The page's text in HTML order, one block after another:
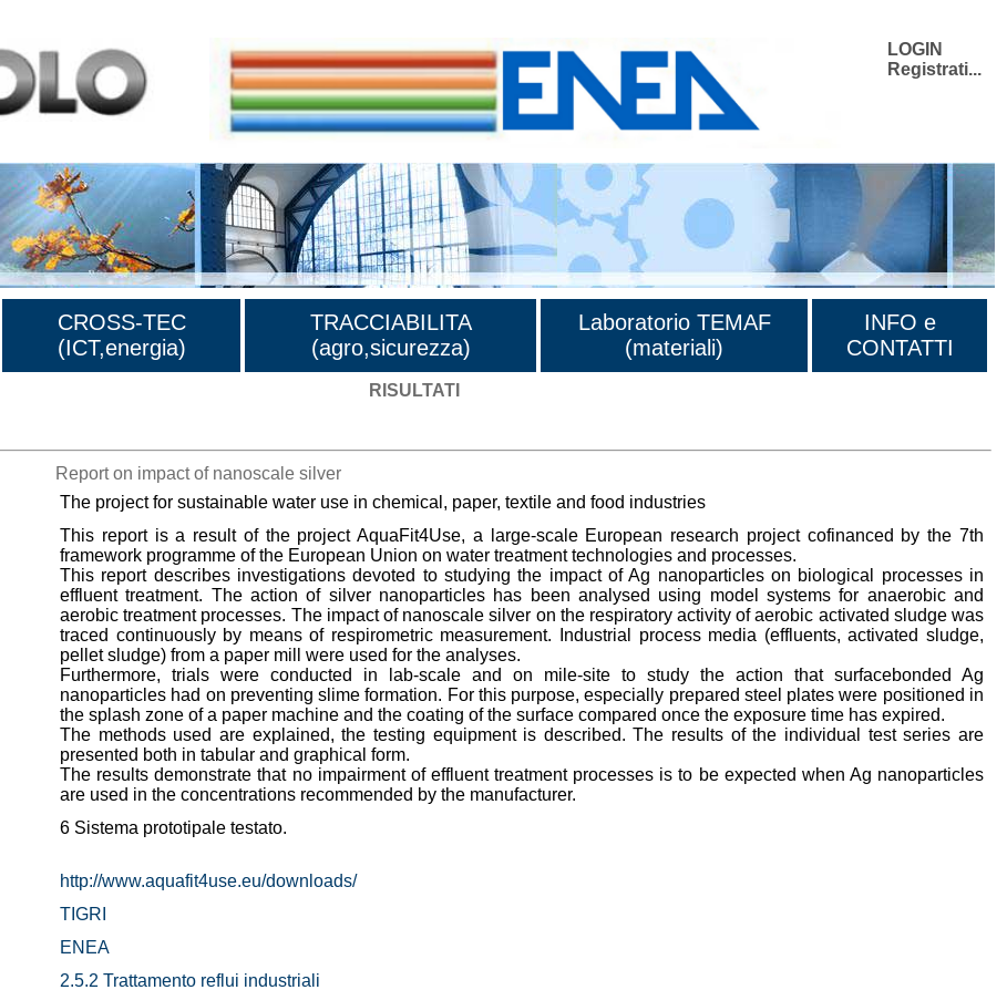
LOGIN
Registrati...
CROSS-TEC
(ICT,energia)
TRACCIABILITA
(agro,sicurezza)
Laboratorio TEMAF
(materiali)
INFO e
CONTATTI
RISULTATI
Report on impact of nanoscale silver
The project for sustainable water use in chemical, paper, textile and food industries
This report is a result of the project AquaFit4Use, a large-scale European research project cofinanced by the 7th
framework programme of the European Union on water treatment technologies and processes.
This report describes investigations devoted to studying the impact of Ag nanoparticles on biological processes in
effluent treatment. The action of silver nanoparticles has been analysed using model systems for anaerobic and
aerobic treatment processes. The impact of nanoscale silver on the respiratory activity of aerobic activated sludge was
traced continuously by means of respirometric measurement. Industrial process media (effluents, activated sludge,
pellet sludge) from a paper mill were used for the analyses.
Furthermore, trials were conducted in lab-scale and on mile-site to study the action that surfacebonded Ag
nanoparticles had on preventing slime formation. For this purpose, especially prepared steel plates were positioned in
the splash zone of a paper machine and the coating of the surface compared once the exposure time has expired.
The methods used are explained, the testing equipment is described. The results of the individual test series are
presented both in tabular and graphical form.
The results demonstrate that no impairment of effluent treatment processes is to be expected when Ag nanoparticles
are used in the concentrations recommended by the manufacturer.
6 Sistema prototipale testato.
http://www.aquafit4use.eu/downloads/
TIGRI
ENEA
2.5.2 Trattamento reflui industriali